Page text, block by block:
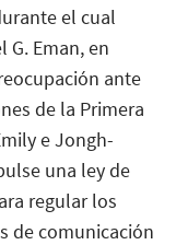
el cual
Eman, en
ante
de la Primera
e Jongh-
una ley de
regular los
de comunicación